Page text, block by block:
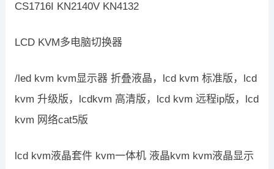
CS1716I KN2140V KN4132
LCD KVM多电脑切换器
/led kvm kvm显示器 折叠液晶，lcd kvm 标准版，lcd
kvm 升级版，lcdkvm 高清版，lcd kvm 远程ip版，lcd
kvm 网络cat5版
lcd kvm液晶套件 kvm一体机 液晶kvm kvm液晶显示